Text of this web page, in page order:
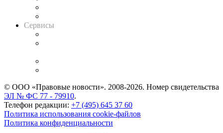
Сервисы
© ООО «Правовые новости». 2008-2026. Номер свидетельства
ЭЛ № ФС 77 - 79910.
Телефон редакции: +7 (495) 645 37 60
Политика использования cookie-файлов
Политика конфиденциальности